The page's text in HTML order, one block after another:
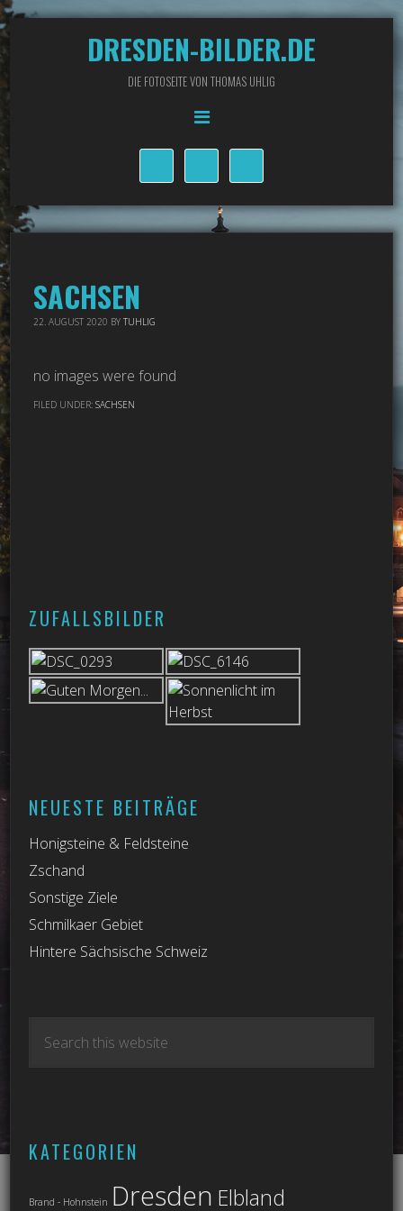
DRESDEN-BILDER.DE
DIE FOTOSEITE VON THOMAS UHLIG
SACHSEN
22. AUGUST 2020 BYTUHLIG
no images were found
FILED UNDER:SACHSEN
ZUFALLSBILDER
NEUESTE BEITRÄGE
Honigsteine & Feldsteine
Zschand
Sonstige Ziele
Schmilkaer Gebiet
Hintere Sächsische Schweiz
KATEGORIEN
Brand - Hohnstein Dresden Elbland